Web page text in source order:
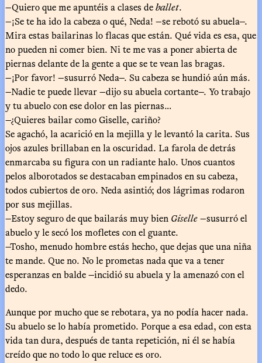
—Quiero que me apuntéis a clases deballet.
—¡Se te ha ido la cabeza o qué, Neda! —se rebotó su abuela—.
Mira estas bailarinas lo flacas que están. Qué vida es esa, que
no pueden ni comer bien. Ni te me vas a poner abierta de
piernas delante de la gente a que se te vean las bragas.
—¡Por favor! —susurró Neda—. Su cabeza se hundió aún más.
—Nadie te puede llevar —dijo su abuela cortante—. Yo trabajo
y tu abuelo con ese dolor en las piernas…
—¿Quieres bailar como Giselle, cariño?
Se agachó, la acarició en la mejilla y le levantó la carita. Sus
ojos azules brillaban en la oscuridad. La farola de detrás
enmarcaba su figura con un radiante halo. Unos cuantos
pelos alborotados se destacaban empinados en su cabeza,
todos cubiertos de oro. Neda asintió; dos lágrimas rodaron
por sus mejillas.
—Estoy seguro de que bailarás muy bien Giselle—susurró el
abuelo y le secó los mofletes con el guante.
—Tosho, menudo hombre estás hecho, que dejas que una niña
te mande. Que no. No le prometas nada que va a tener
esperanzas en balde —incidió su abuela y la amenazó con el
dedo.
Aunque por mucho que se rebotara, ya no podía hacer nada.
Su abuelo se lo había prometido. Porque a esa edad, con esta
vida tan dura, después de tanta repetición, ni él se había
creído que no todo lo que reluce es oro.